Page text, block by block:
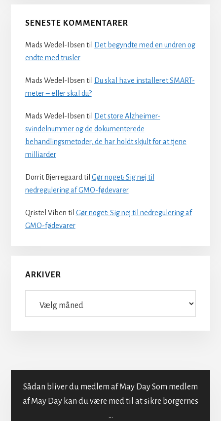
SENESTE KOMMENTARER
Mads Wedel-Ibsen til
Det begyndte med en undren og
endte med trusler
Mads Wedel-Ibsen til
Du skal have installeret SMART-
meter – eller skal du?
Mads Wedel-Ibsen til
Det store Alzheimer-
svindelnummer og de dokumenterede
behandlingsmetoder, de har holdt skjult for at tjene
milliarder
Dorrit Bjerregaard til Gør noget: Sig nej til
nedregulering af GMO-fødevarer
Qristel Viben til Gør noget: Sig nej til nedregulering af
GMO-fødevarer
ARKIVER
Sådan bliver du medlem af May Day Som medlem
af May Day kan du være med til at sikre borgernes
…